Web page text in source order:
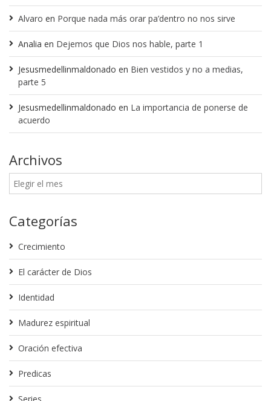
Alvaro en Porque nada más orar pa’dentro no nos sirve
Analia en Dejemos que Dios nos hable, parte 1
Jesusmedellinmaldonado en Bien vestidos y no a medias,
parte 5
Jesusmedellinmaldonado en La importancia de ponerse de
acuerdo
Archivos
Categorías
Crecimiento
El carácter de Dios
Identidad
Madurez espiritual
Oración efectiva
Predicas